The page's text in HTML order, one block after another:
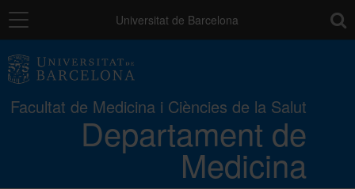
Navegació Universitat de Barcelona
Facultat de Medicina i Ciències de la Salut
Departament de
Medicina
El Departament
Estudis
Recerca